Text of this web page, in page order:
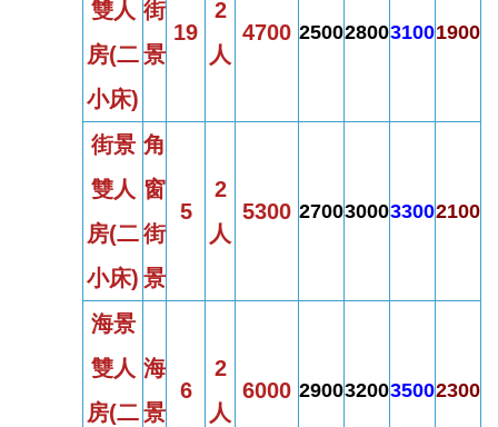
雙人
房(二
小床)
街
景
19
2
人
4700 2500280031001900
街景
雙人
房(二
小床)
角
窗
街
景
5
2
人
5300 2700300033002100
海景
雙人
房(二
海
景
6
2
人
6000 2900320035002300